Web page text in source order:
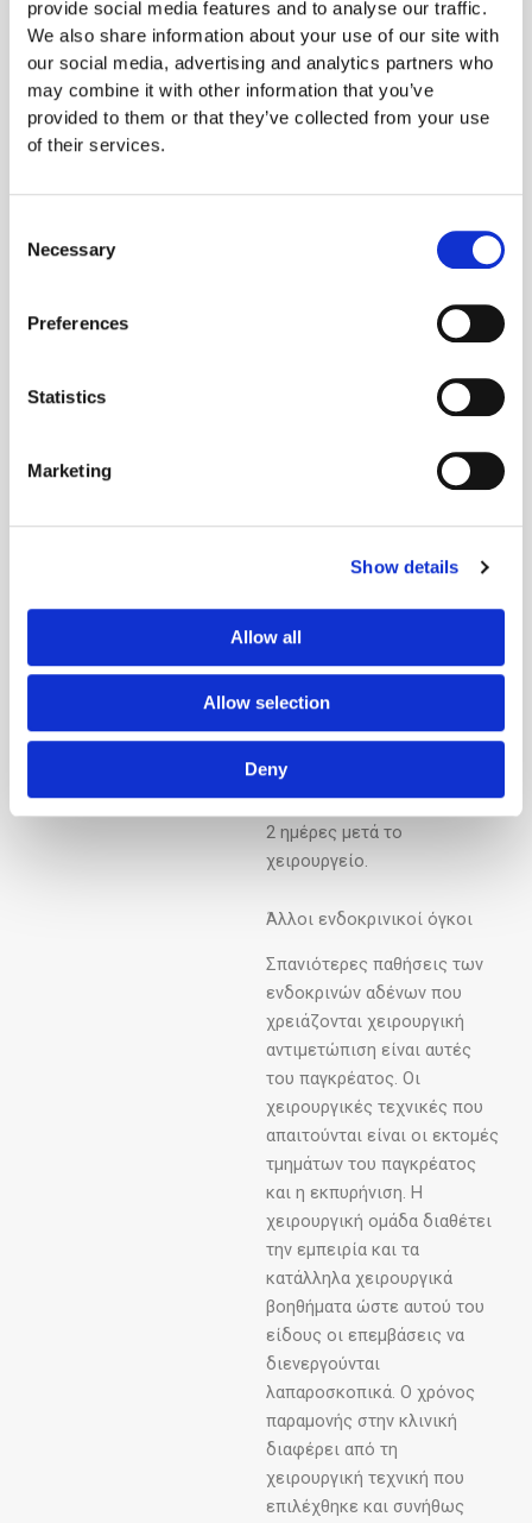
provide social media features and to analyse our traffic.
We also share information about your use of our site with
our social media, advertising and analytics partners who
may combine it with other information that you’ve
provided to them or that they’ve collected from your use
of their services.
Selection
Necessary
Preferences
Statistics
Marketing
Show details
Allow all
Allow selection
Deny
διεγχειρητικός υπέρηχος, το
διεγχειρητικό
σπινθηρογράφημα, η
διεγχειρητική ταχεία
μέτρηση παραθορμόνης και η
επινεφριδίων διακρίνονται
στις καλοήθεις όπως τα
αντιμετωπιστούν
κακοήθεις. Η ομάδα
επινεφριδίων με την
λαπαροσκοπική τεχνική. Ο
ασθενής παίρνει εξιτήριο 1 ή
2 ημέρες μετά το
χειρουργείο.
Άλλοι ενδοκρινικοί όγκοι
Σπανιότερες παθήσεις των
ενδοκρινών αδένων που
χρειάζονται χειρουργική
αντιμετώπιση είναι αυτές
του παγκρέατος. Οι
χειρουργικές τεχνικές που
απαιτούνται είναι οι εκτομές
τμημάτων του παγκρέατος
και η εκπυρήνιση. Η
χειρουργική ομάδα διαθέτει
την εμπειρία και τα
κατάλληλα χειρουργικά
βοηθήματα ώστε αυτού του
είδους οι επεμβάσεις να
διενεργούνται
λαπαροσκοπικά. Ο χρόνος
παραμονής στην κλινική
διαφέρει από τη
χειρουργική τεχνική που
επιλέχθηκε και συνήθως